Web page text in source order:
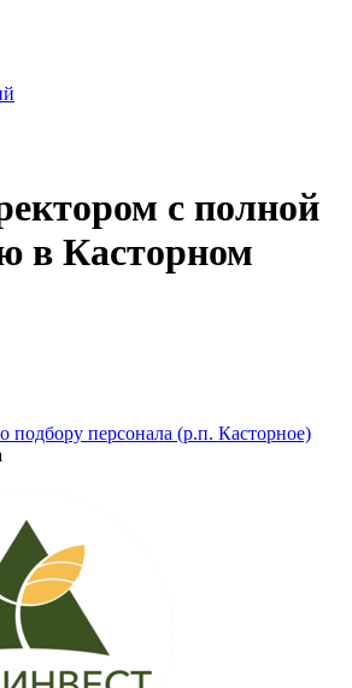
с полной
в Касторном
подбору персонала (р.п. Касторное)